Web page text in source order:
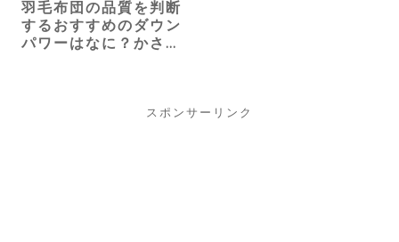
羽毛布団の品質を判断
するおすすめのダウン
パワーはなに？かさ高
スポンサーリンク